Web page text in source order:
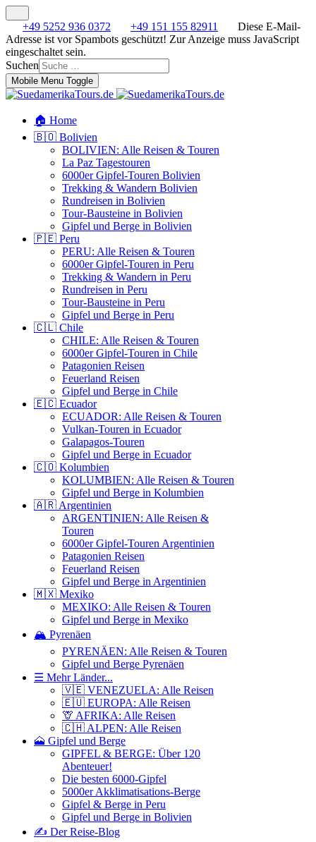
+49 5252 936 0372 +49 151 155 82911
Diese E-Mail-
Adresse ist vor Spambots geschützt! Zur Anzeige muss JavaScript
eingeschaltet sein.
Suchen
Mobile Menu Toggle
🏠 Home
🇧🇴 Bolivien
BOLIVIEN: Alle Reisen & Touren
La Paz Tagestouren
6000er Gipfel-Touren Bolivien
Trekking & Wandern Bolivien
Rundreisen in Bolivien
Tour-Bausteine in Bolivien
Gipfel und Berge in Bolivien
🇵🇪 Peru
PERU: Alle Reisen & Touren
6000er Gipfel-Touren in Peru
Trekking & Wandern in Peru
Rundreisen in Peru
Tour-Bausteine in Peru
Gipfel und Berge in Peru
🇨🇱 Chile
CHILE: Alle Reisen & Touren
6000er Gipfel-Touren in Chile
Patagonien Reisen
Feuerland Reisen
Gipfel und Berge in Chile
🇪🇨 Ecuador
ECUADOR: Alle Reisen & Touren
Vulkan-Touren in Ecuador
Galapagos-Touren
Gipfel und Berge in Ecuador
🇨🇴 Kolumbien
KOLUMBIEN: Alle Reisen & Touren
Gipfel und Berge in Kolumbien
🇦🇷 Argentinien
ARGENTINIEN: Alle Reisen &
Touren
6000er Gipfel-Touren Argentinien
Patagonien Reisen
Feuerland Reisen
Gipfel und Berge in Argentinien
🇲🇽 Mexiko
MEXIKO: Alle Reisen & Touren
Gipfel und Berge in Mexiko
🏔️ Pyrenäen
PYRENÄEN: Alle Reisen & Touren
Gipfel und Berge Pyrenäen
☰ Mehr Länder...
🇻🇪 VENEZUELA: Alle Reisen
🇪🇺 EUROPA: Alle Reisen
🦒 AFRIKA: Alle Reisen
🇨🇭 ALPEN: Alle Reisen
🗻 Gipfel und Berge
GIPFEL & BERGE: Über 120
Abenteuer!
Die besten 6000-Gipfel
5000er Akklimatisations-Berge
Gipfel & Berge in Peru
Gipfel und Berge in Bolivien
✍️ Der Reise-Blog